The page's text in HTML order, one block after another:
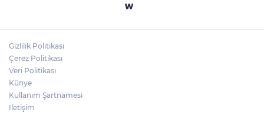
Gizlilik Politikası
Çerez Politikası
Veri Politikası
Künye
Kullanım Şartnamesi
İletişim